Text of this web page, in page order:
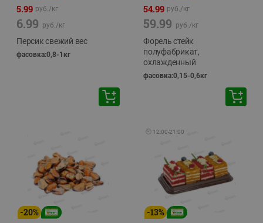
5.99 руб./кг
6.99 руб./кг
Персик свежий вес
фасовка:0,8-1кг
54.99 руб./кг
59.99 руб./кг
Форель стейк
полуфабрикат,
охлажденный
фасовка:0,15-0,6кг
-20%
🕘 12:00-21:00
-13%